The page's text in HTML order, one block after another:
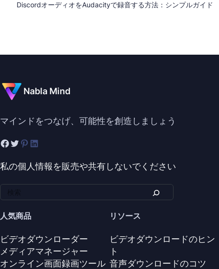
DiscordオーディオをAudacityで録音する方法：シンプルガイド
Nabla Mind
マインドをつなげ、可能性を創造しましょう
私の個人情報を販売や共有しないでください
人気商品
ビデオダウンローダー
メディアマネージャー
オンライン画面録画ツール
リソース
ビデオダウンロードのヒン
ト
音声ダウンロードのコツ